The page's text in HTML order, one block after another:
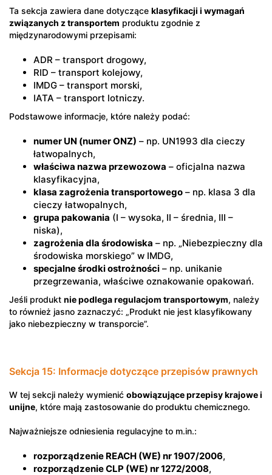
Ta sekcja zawiera dane dotyczące klasyfikacji i wymagań
związanych z transportem produktu zgodnie z
międzynarodowymi przepisami:
ADR – transport drogowy,
RID – transport kolejowy,
IMDG – transport morski,
IATA – transport lotniczy.
Podstawowe informacje, które należy podać:
numer UN (numer ONZ) – np. UN1993 dla cieczy
łatwopalnych,
właściwa nazwa przewozowa – oficjalna nazwa
klasyfikacyjna,
klasa zagrożenia transportowego – np. klasa 3 dla
cieczy łatwopalnych,
grupa pakowania (I – wysoka, II – średnia, III –
niska),
zagrożenia dla środowiska – np. „Niebezpieczny dla
środowiska morskiego” w IMDG,
specjalne środki ostrożności – np. unikanie
przegrzewania, właściwe oznakowanie opakowań.
Jeśli produkt nie podlega regulacjom transportowym, należy
to również jasno zaznaczyć: „Produkt nie jest klasyfikowany
jako niebezpieczny w transporcie”.
Sekcja 15: Informacje dotyczące przepisów prawnych
W tej sekcji należy wymienić obowiązujące przepisy krajowe i
unijne, które mają zastosowanie do produktu chemicznego.
Najważniejsze odniesienia regulacyjne to m.in.:
rozporządzenie REACH (WE) nr 1907/2006,
rozporządzenie CLP (WE) nr 1272/2008,